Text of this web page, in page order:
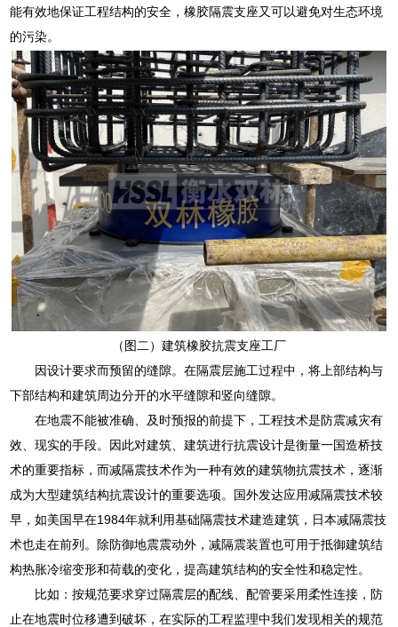
能有效地保证工程结构的安全，橡胶隔震支座又可以避免对生态环境
的污染。
（图二）建筑橡胶抗震支座工厂
因设计要求而预留的缝隙。在隔震层施工过程中，将上部结构与
下部结构和建筑周边分开的水平缝隙和竖向缝隙。
在地震不能被准确、及时预报的前提下，工程技术是防震减灾有
效、现实的手段。因此对建筑、建筑进行抗震设计是衡量一国造桥技
术的重要指标，而减隔震技术作为一种有效的建筑物抗震技术，逐渐
成为大型建筑结构抗震设计的重要选项。国外发达应用减隔震技术较
早，如美国早在1984年就利用基础隔震技术建造建筑，日本减隔震技
术也走在前列。除防御地震震动外，减隔震装置也可用于抵御建筑结
构热胀冷缩变形和荷载的变化，提高建筑结构的安全性和稳定性。
比如：按规范要求穿过隔震层的配线、配管要采用柔性连接，防
止在地震时位移遭到破坏，在实际的工程监理中我们发现相关的规范